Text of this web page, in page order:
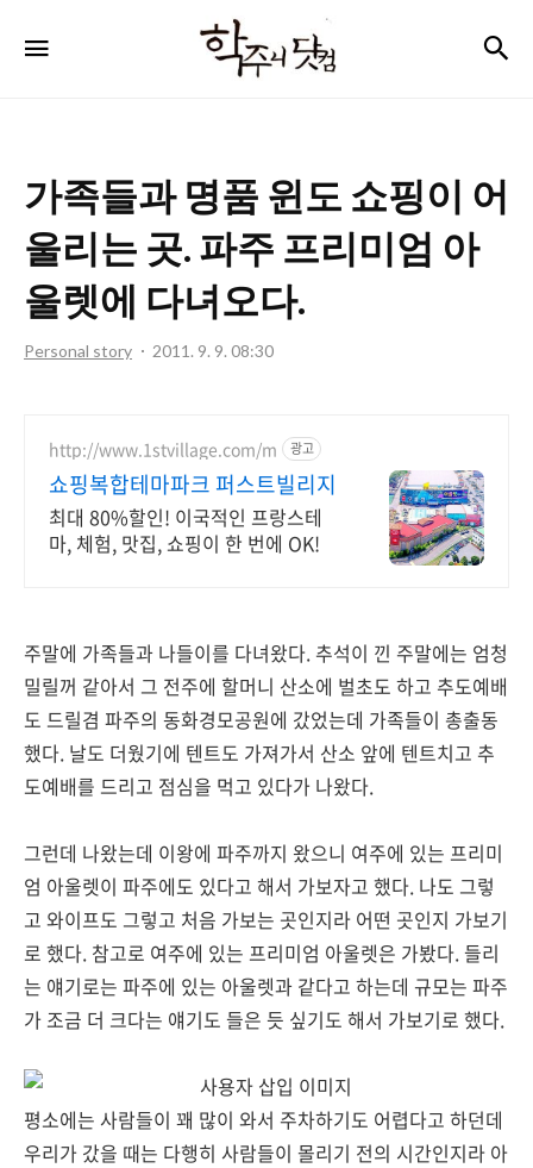
주
컴
가족들과 명품 윈도 쇼핑이 어
울리는 곳. 파주 프리미엄 아
울렛에 다녀오다.
Personal story 2011. 9. 9. 08:30
http://www.1stvillage.com/m 광고
쇼핑복합테마파크 퍼스트빌리지
최대 80%할인! 이국적인 프랑스테
마, 체험, 맛집, 쇼핑이 한 번에 OK!
주말에 가족들과 나들이를 다녀왔다. 추석이 낀 주말에는 엄청
밀릴꺼 같아서 그 전주에 할머니 산소에 벌초도 하고 추도예배
도 드릴겸 파주의 동화경모공원에 갔었는데 가족들이 총출동
했다. 날도 더웠기에 텐트도 가져가서 산소 앞에 텐트치고 추
도예배를 드리고 점심을 먹고 있다가 나왔다.
그런데 나왔는데 이왕에 파주까지 왔으니 여주에 있는 프리미
엄 아울렛이 파주에도 있다고 해서 가보자고 했다. 나도 그렇
고 와이프도 그렇고 처음 가보는 곳인지라 어떤 곳인지 가보기
로 했다. 참고로 여주에 있는 프리미엄 아울렛은 가봤다. 들리
는 얘기로는 파주에 있는 아울렛과 같다고 하는데 규모는 파주
가 조금 더 크다는 얘기도 들은 듯 싶기도 해서 가보기로 했다.
평소에는 사람들이 꽤 많이 와서 주차하기도 어렵다고 하던데
우리가 갔을 때는 다행히 사람들이 몰리기 전의 시간인지라 아